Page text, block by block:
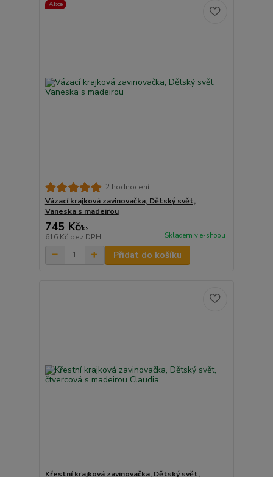
Akce
2 hodnocení
Vázací krajková zavinovačka, Dětský svět,
Vaneska s madeirou
745 Kč/ks
616 Kč bez DPH Skladem v e-shopu
Přidat do košíku
Křestní krajková zavinovačka, Dětský svět,